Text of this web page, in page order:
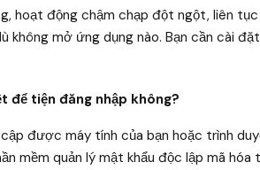
hoạt động chậm chạp đột ngột, liên
không mở ứng dụng nào. Bạn cần cài
để tiện đăng nhập không?
được máy tính của bạn hoặc trình
mềm quản lý mật khẩu độc lập mã hóa